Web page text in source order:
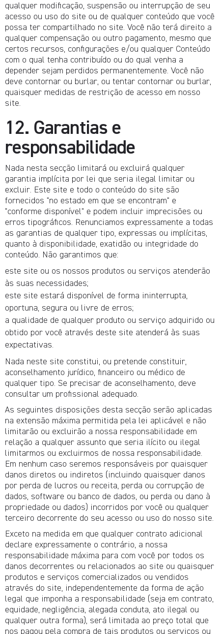
qualquer modificação, suspensão ou interrupção de seu
acesso ou uso do site ou de qualquer conteúdo que você
possa ter compartilhado no site. Você não terá direito a
qualquer compensação ou outro pagamento, mesmo que
certos recursos, configurações e/ou qualquer Conteúdo
com o qual tenha contribuído ou do qual venha a
depender sejam perdidos permanentemente. Você não
deve contornar ou burlar, ou tentar contornar ou burlar,
quaisquer medidas de restrição de acesso em nosso
site.
12. Garantias e
responsabilidade
Nada nesta secção limitará ou excluirá qualquer
garantia implícita por lei que seria ilegal limitar ou
excluir. Este site e todo o conteúdo do site são
fornecidos "no estado em que se encontram" e
"conforme disponível" e podem incluir imprecisões ou
erros tipográficos. Renunciamos expressamente a todas
as garantias de qualquer tipo, expressas ou implícitas,
quanto à disponibilidade, exatidão ou integridade do
conteúdo. Não garantimos que:
este site ou os nossos produtos ou serviços atenderão
às suas necessidades;
este site estará disponível de forma ininterrupta,
oportuna, segura ou livre de erros;
a qualidade de qualquer produto ou serviço adquirido ou
obtido por você através deste site atenderá às suas
expectativas.
Nada neste site constitui, ou pretende constituir,
aconselhamento jurídico, financeiro ou médico de
qualquer tipo. Se precisar de aconselhamento, deve
consultar um profissional adequado.
As seguintes disposições desta secção serão aplicadas
na extensão máxima permitida pela lei aplicável e não
limitarão ou excluirão a nossa responsabilidade em
relação a qualquer assunto que seria ilícito ou ilegal
limitarmos ou excluirmos de nossa responsabilidade.
Em nenhum caso seremos responsáveis por quaisquer
danos diretos ou indiretos (incluindo quaisquer danos
por perda de lucros ou receita, perda ou corrupção de
dados, software ou banco de dados, ou perda ou dano à
propriedade ou dados) incorridos por você ou qualquer
terceiro decorrente do seu acesso ou uso do nosso site.
Exceto na medida em que qualquer contrato adicional
declare expressamente o contrário, a nossa
responsabilidade máxima para com você por todos os
danos decorrentes ou relacionados ao site ou quaisquer
produtos e serviços comercializados ou vendidos
através do site, independentemente da forma de ação
legal que imponha a responsabilidade (seja em contrato,
equidade, negligência, alegada conduta, ato ilegal ou
qualquer outra forma), será limitada ao preço total que
nos pagou pela compra de tais produtos ou serviços ou